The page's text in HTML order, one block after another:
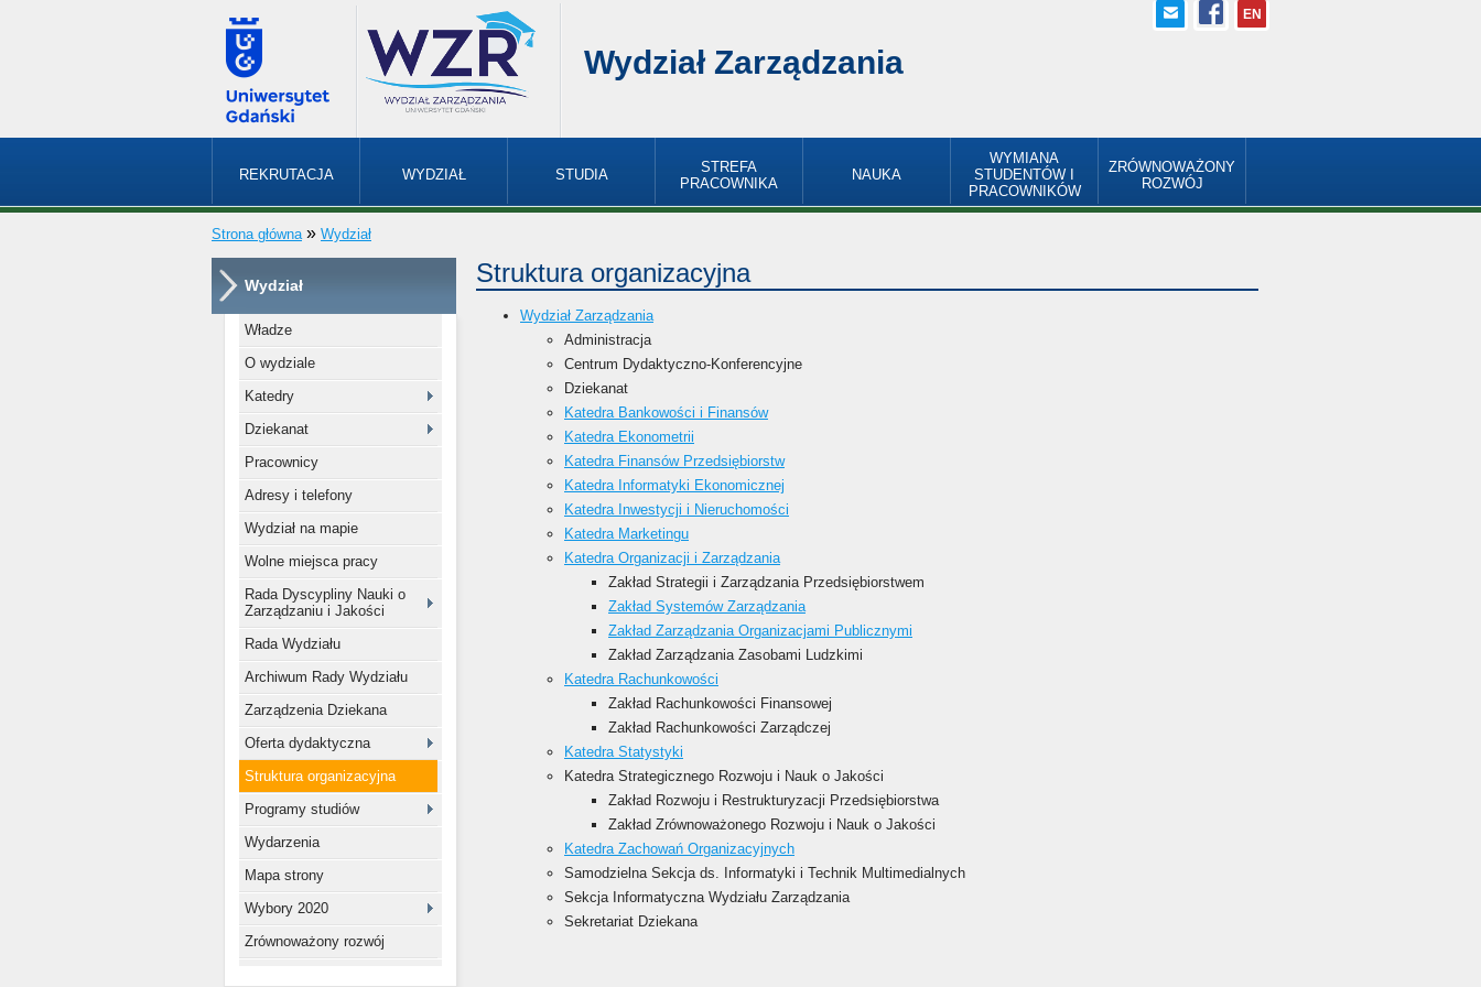
Wydział Zarządzania
EN
REKRUTACJA WYDZIAŁ STUDIA
STREFA
PRACOWNIKA
NAUKA
WYMIANA
STUDENTÓW I
PRACOWNIKÓW
ZRÓWNOWAŻONY
ROZWÓJ
Strona główna » Wydział
Wydział
Władze
O wydziale
Katedry
Dziekanat
Pracownicy
Adresy i telefony
Wydział na mapie
Wolne miejsca pracy
Rada Dyscypliny Nauki o
Zarządzaniu i Jakości
Rada Wydziału
Archiwum Rady Wydziału
Zarządzenia Dziekana
Oferta dydaktyczna
Struktura organizacyjna
Programy studiów
Wydarzenia
Mapa strony
Wybory 2020
Zrównoważony rozwój
Struktura organizacyjna
Wydział Zarządzania
Administracja
Centrum Dydaktyczno-Konferencyjne
Dziekanat
Katedra Bankowości i Finansów
Katedra Ekonometrii
Katedra Finansów Przedsiębiorstw
Katedra Informatyki Ekonomicznej
Katedra Inwestycji i Nieruchomości
Katedra Marketingu
Katedra Organizacji i Zarządzania
Zakład Strategii i Zarządzania Przedsiębiorstwem
Zakład Systemów Zarządzania
Zakład Zarządzania Organizacjami Publicznymi
Zakład Zarządzania Zasobami Ludzkimi
Katedra Rachunkowości
Zakład Rachunkowości Finansowej
Zakład Rachunkowości Zarządczej
Katedra Statystyki
Katedra Strategicznego Rozwoju i Nauk o Jakości
Zakład Rozwoju i Restrukturyzacji Przedsiębiorstwa
Zakład Zrównoważonego Rozwoju i Nauk o Jakości
Katedra Zachowań Organizacyjnych
Samodzielna Sekcja ds. Informatyki i Technik Multimedialnych
Sekcja Informatyczna Wydziału Zarządzania
Sekretariat Dziekana